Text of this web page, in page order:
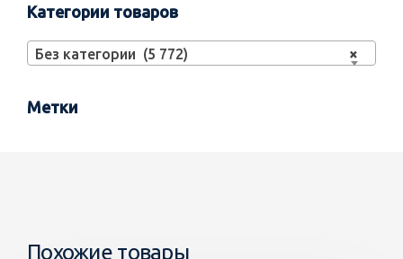
Категории товаров
×
Без категории (5 772)
Метки
Похожие товары